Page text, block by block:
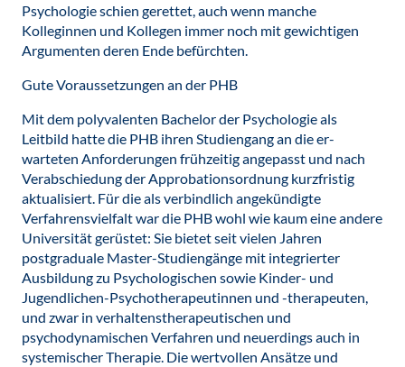
Psychologie schien gerettet, auch wenn manche
Kolleginnen und Kollegen immer noch mit gewichtigen
Argumenten deren Ende befürchten.
Gute Voraussetzungen an der PHB
Mit dem polyvalenten Bachelor der Psychologie als
Leitbild hatte die PHB ihren Studiengang an die er-
warteten Anforderungen frühzeitig angepasst und nach
Verabschiedung der Approbationsordnung kurzfristig
aktualisiert. Für die als verbindlich angekündigte
Verfahrensvielfalt war die PHB wohl wie kaum eine andere
Universität gerüstet: Sie bietet seit vielen Jahren
postgraduale Master-Studiengänge mit integrierter
Ausbildung zu Psychologischen sowie Kinder- und
Jugendlichen-Psychotherapeutinnen und -therapeuten,
und zwar in verhaltenstherapeutischen und
psychodynamischen Verfahren und neuerdings auch in
systemischer Therapie. Die wertvollen Ansätze und